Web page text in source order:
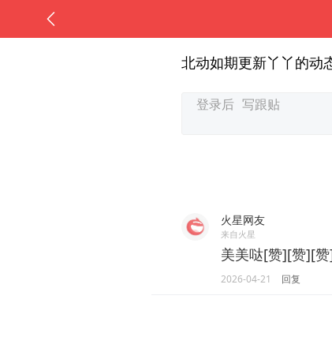
北动如期更新丫丫的动
火星网友
来自火星
美美哒[赞][赞][
2026-04-21 回复